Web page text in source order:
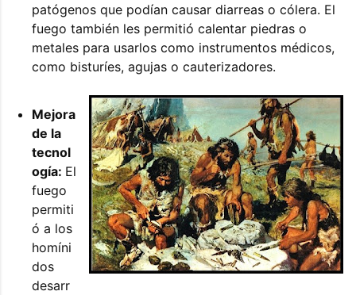
patógenos que podían causar diarreas o cólera. El
fuego también les permitió calentar piedras o
metales para usarlos como instrumentos médicos,
como bisturíes, agujas o cauterizadores.
Mejora
de la
tecnol
ogía: El
fuego
permiti
ó a los
homíni
dos
desarr